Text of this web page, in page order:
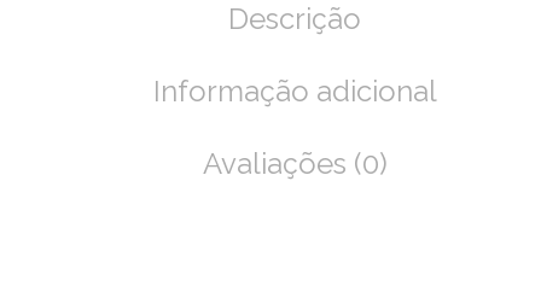
Descrição
Informação adicional
Avaliações (0)